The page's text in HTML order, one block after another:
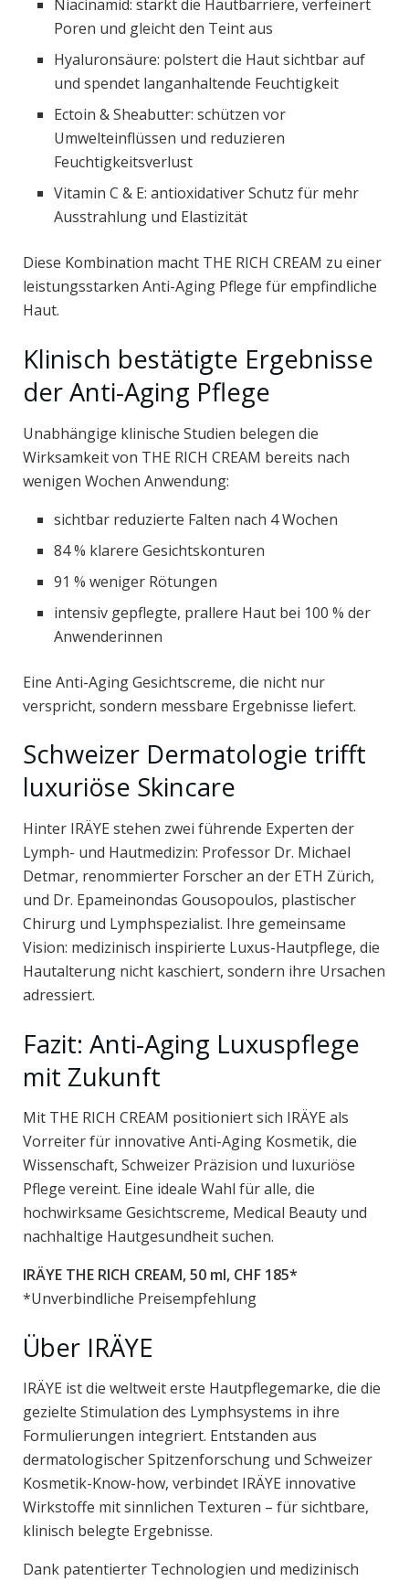
Niacinamid: stärkt die Hautbarriere, verfeinert
Poren und gleicht den Teint aus
Hyaluronsäure: polstert die Haut sichtbar auf
und spendet langanhaltende Feuchtigkeit
Ectoin & Sheabutter: schützen vor
Umwelteinflüssen und reduzieren
Feuchtigkeitsverlust
Vitamin C & E: antioxidativer Schutz für mehr
Ausstrahlung und Elastizität
Diese Kombination macht THE RICH CREAM zu einer
leistungsstarken Anti-Aging Pflege für empfindliche
Haut.
Klinisch bestätigte Ergebnisse
der Anti-Aging Pflege
Unabhängige klinische Studien belegen die
Wirksamkeit von THE RICH CREAM bereits nach
wenigen Wochen Anwendung:
sichtbar reduzierte Falten nach 4 Wochen
84 % klarere Gesichtskonturen
91 % weniger Rötungen
intensiv gepflegte, prallere Haut bei 100 % der
Anwenderinnen
Eine Anti-Aging Gesichtscreme, die nicht nur
verspricht, sondern messbare Ergebnisse liefert.
Schweizer Dermatologie trifft
luxuriöse Skincare
Hinter IRÄYE stehen zwei führende Experten der
Lymph- und Hautmedizin: Professor Dr. Michael
Detmar, renommierter Forscher an der ETH Zürich,
und Dr. Epameinondas Gousopoulos, plastischer
Chirurg und Lymphspezialist. Ihre gemeinsame
Vision: medizinisch inspirierte Luxus-Hautpflege, die
Hautalterung nicht kaschiert, sondern ihre Ursachen
adressiert.
Fazit: Anti-Aging Luxuspflege
mit Zukunft
Mit THE RICH CREAM positioniert sich IRÄYE als
Vorreiter für innovative Anti-Aging Kosmetik, die
Wissenschaft, Schweizer Präzision und luxuriöse
Pflege vereint. Eine ideale Wahl für alle, die
hochwirksame Gesichtscreme, Medical Beauty und
nachhaltige Hautgesundheit suchen.
IRÄYE THE RICH CREAM, 50 ml, CHF 185*
*Unverbindliche Preisempfehlung
Über IRÄYE
IRÄYE ist die weltweit erste Hautpflegemarke, die die
gezielte Stimulation des Lymphsystems in ihre
Formulierungen integriert. Entstanden aus
dermatologischer Spitzenforschung und Schweizer
Kosmetik-Know-how, verbindet IRÄYE innovative
Wirkstoffe mit sinnlichen Texturen – für sichtbare,
klinisch belegte Ergebnisse.
Dank patentierter Technologien und medizinisch